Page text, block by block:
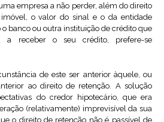
empresa a não perder, além do direito
o valor do sinal e o da entidade
banco ou outra instituição de crédito que
a receber o seu crédito, prefere-se
de este ser anterior àquele, ou
ao direito de retenção. A solução
do credor hipotecário, que era
(relativamente) imprevisível da sua
o direito de retenção não é passível de